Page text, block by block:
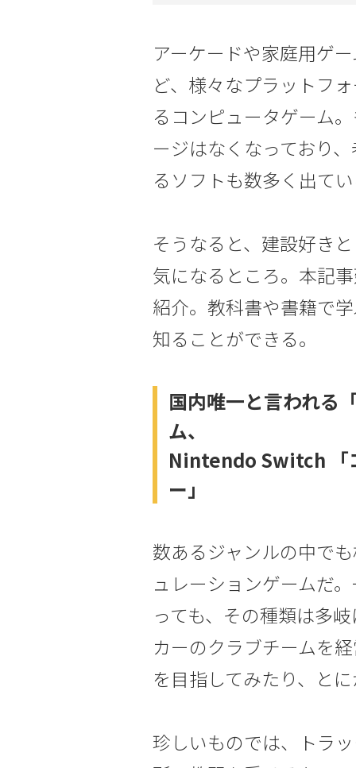
アーケードや家庭用ゲ
ど、様々なプラットフ
るコンピュータゲーム
ージはなくなっており
るソフトも数多く出て
そうなると、建設好き
気になるところ。本記
紹介。教科書や書籍で
知ることができる。
国内唯一と言われる
ム、
Nintendo Switch 「
ー」
数あるジャンルの中で
ュレーションゲームだ
っても、その種類は多
カーのクラブチームを
を目指してみたり、と
珍しいものでは、トラ